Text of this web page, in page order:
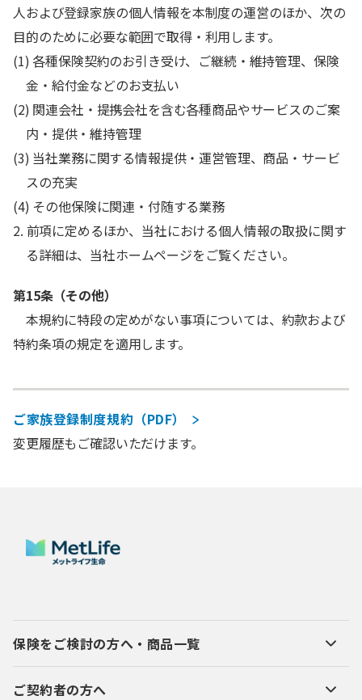
人および登録家族の個人情報を本制度の運営のほか、次の
目的のために必要な範囲で取得・利用します。
(1) 各種保険契約のお引き受け、ご継続・維持管理、保険
金・給付金などのお支払い
(2) 関連会社・提携会社を含む各種商品やサービスのご案
内・提供・維持管理
(3) 当社業務に関する情報提供・運営管理、商品・サービ
スの充実
(4) その他保険に関連・付随する業務
2. 前項に定めるほか、当社における個人情報の取扱に関す
る詳細は、当社ホームページをご覧ください。
第15条（その他）
本規約に特段の定めがない事項については、約款および
特約条項の規定を適用します。
ご家族登録制度規約（PDF）
変更履歴もご確認いただけます。
保険をご検討の方へ・商品一覧
ご契約者の方へ